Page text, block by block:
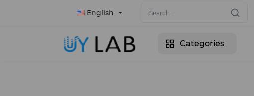
English
Categories